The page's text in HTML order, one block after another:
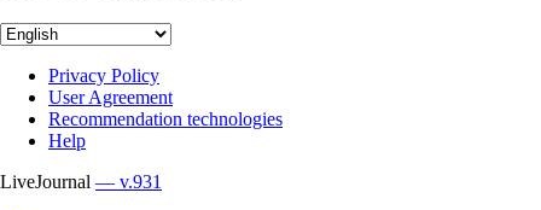
Privacy Policy
User Agreement
Recommendation technologies
Help
LiveJournal — v.931